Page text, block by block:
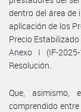
dentro del área de
aplicación de los
Precio Estabilizado
Anexo I (IF-2025-
Resolución.
Que,
comprendido